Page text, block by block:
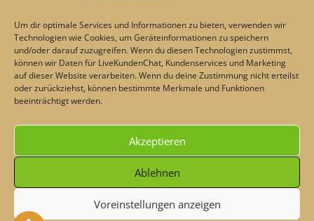
Um dir optimale Services und Informationen zu bieten, verwenden wir
Technologien wie Cookies, um Geräteinformationen zu speichern
und/oder darauf zuzugreifen. Wenn du diesen Technologien zustimmst,
können wir Daten für LiveKundenChat, Kundenservices und Marketing
auf dieser Website verarbeiten. Wenn du deine Zustimmung nicht erteilst
oder zurückziehst, können bestimmte Merkmale und Funktionen
beeinträchtigt werden.
Akzeptieren
Ablehnen
Voreinstellungen anzeigen
AGB
Impressum
Datenschutz
Über uns
Echtheit von Bewertungen
Barrierefreiheit
Die durchgestrichenen Preise entsprechen dem bisherigen Preis